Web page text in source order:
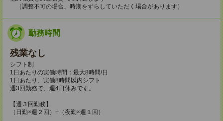
（調整不可の場合、時期をずらしていただく場合があります）
勤務時間
残業なし
シフト制
1日あたりの実働時間：最大8時間/日
1日あたり、実働8時間以内シフト
週3回勤務で、週4日休みです。
【週３回勤務】
（日勤×週２回）+（夜勤×週１回）